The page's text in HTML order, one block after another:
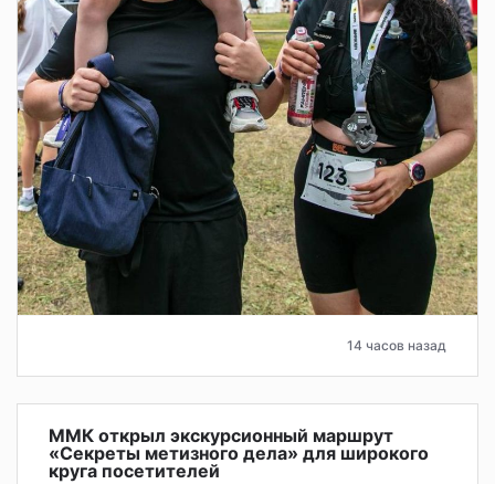
14 часов назад
ММК открыл экскурсионный маршрут
«Секреты метизного дела» для широкого
круга посетителей